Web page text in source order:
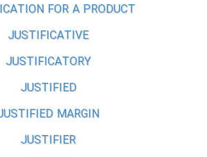
FOR A PRODUCT
JUSTIFICATIVE
JUSTIFICATORY
JUSTIFIED
MARGIN
JUSTIFIER